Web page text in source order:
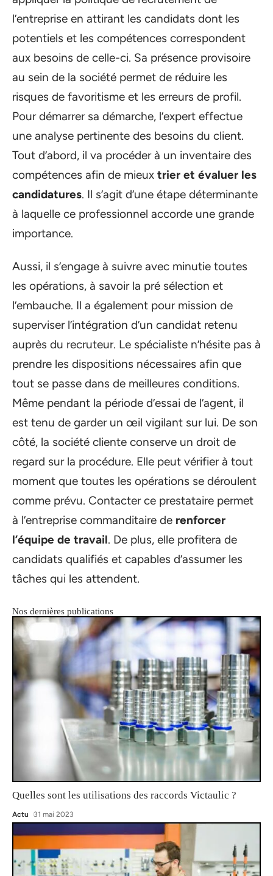
l’entreprise en attirant les candidats dont les
potentiels et les compétences correspondent
aux besoins de celle-ci. Sa présence provisoire
au sein de la société permet de réduire les
risques de favoritisme et les erreurs de profil.
Pour démarrer sa démarche, l’expert effectue
une analyse pertinente des besoins du client.
Tout d’abord, il va procéder à un inventaire des
compétences afin de mieux trier et évaluer les
candidatures. Il s’agit d’une étape déterminante
à laquelle ce professionnel accorde une grande
importance.
Aussi, il s’engage à suivre avec minutie toutes
les opérations, à savoir la pré sélection et
l’embauche. Il a également pour mission de
superviser l’intégration d’un candidat retenu
auprès du recruteur. Le spécialiste n’hésite pas à
prendre les dispositions nécessaires afin que
tout se passe dans de meilleures conditions.
Même pendant la période d’essai de l’agent, il
est tenu de garder un œil vigilant sur lui. De son
côté, la société cliente conserve un droit de
regard sur la procédure. Elle peut vérifier à tout
moment que toutes les opérations se déroulent
comme prévu. Contacter ce prestataire permet
à l’entreprise commanditaire de renforcer
l’équipe de travail. De plus, elle profitera de
candidats qualifiés et capables d’assumer les
tâches qui les attendent.
Nos dernières publications
Quelles sont les utilisations des raccords Victaulic ?
Actu 31 mai 2023